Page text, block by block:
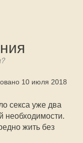
10 июля 2018
секса уже два
необходимости.
жить без